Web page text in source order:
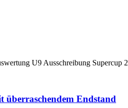
U9 Ausschreibung Supercup
überraschendem Endstand